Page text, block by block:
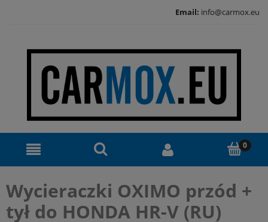
Email: info@carmox.eu
Wycieraczki OXIMO przód +
tył do HONDA HR-V (RU)